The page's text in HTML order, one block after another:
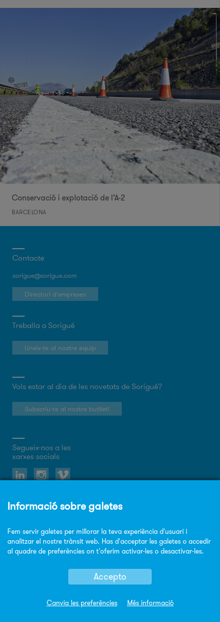
Conservació i explotació de l’A-2
BARCELONA
Contacte
sorigue@sorigue.com
Directori d'empreses
Treballa a Sorigué
Uneix-te al nostre equip
Vols estar al dia de les novetats de Sorigué?
Subscriu-te al nostre butlletí
Segueix-nos a les
xarxes socials
Política de privacitat
Política de cookies
© Copyright Sorigué 2026